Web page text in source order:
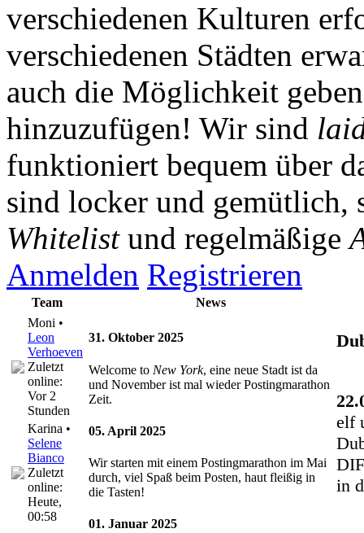
verschiedenen Kulturen
verschiedenen Städten
auch die Möglichkeit
hinzuzufügen! Wir sind
funktioniert bequem über
sind locker und gemütlich,
Whitelistund regelmäßige
Anmelden Registrieren
Team
News
Moni •
Leon
Verhoeven
Zuletzt
online:
Vor 2
Stunden
Karina •
Selene
Bianco
Zuletzt
online:
Heute,
00:58
31. Oktober 2025
Welcome to New York, eine neue Stadt ist da
und November ist mal wieder Postingmarathon
Zeit.
05. April 2025
Wir starten mit einem Postingmarathon im Mai
durch, viel Spaß beim Posten, haut fleißig in
die Tasten!
01. Januar 2025
elf
in